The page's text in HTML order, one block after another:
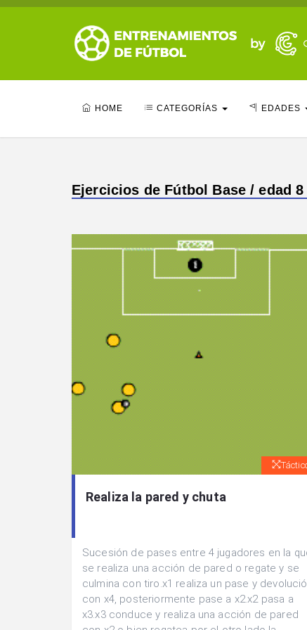
HOME CATEGORÍAS EDADES
Ejercicios de Fútbol Base / edad
Realiza la pared y chuta
Sucesión de pases entre 4 jugadores en la
se realiza una acción de pared o regate y se
culmina con tiro.x1 realiza un pase y
con x4, posteriormente pase a x2.x2 pasa a
x3.x3 conduce y realiza una acción de pared